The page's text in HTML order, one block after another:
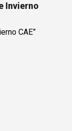
Invierno